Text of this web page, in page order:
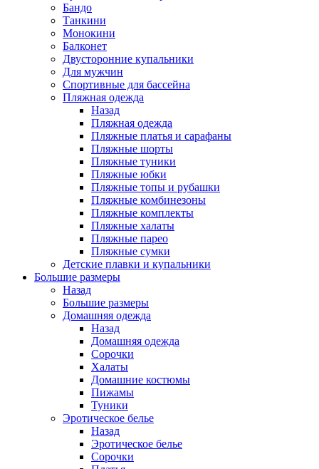
Бандо
Танкини
Монокини
Балконет
Двусторонние купальники
Для мужчин
Спортивные для бассейна
Пляжная одежда
Назад
Пляжная одежда
Пляжные платья и сарафаны
Пляжные шорты
Пляжные туники
Пляжные юбки
Пляжные топы и рубашки
Пляжные комбинезоны
Пляжные комплекты
Пляжные халаты
Пляжные парео
Пляжные сумки
Детские плавки и купальники
Большие размеры
Назад
Большие размеры
Домашняя одежда
Назад
Домашняя одежда
Сорочки
Халаты
Домашние костюмы
Пижамы
Туники
Эротическое белье
Назад
Эротическое белье
Сорочки